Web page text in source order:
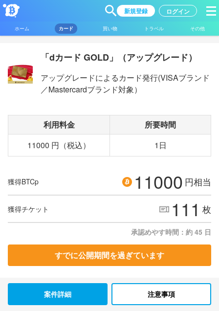
新規登録 ログイン
ホーム カード 買い物 トラベル その他
「dカード GOLD」（アップグレード）
アップグレードによるカード発行(VISAブランド
／Mastercardブランド対象）
利用料金
所要時間
11000 円（税込）
1日
獲得BTCp 11000 円相当
獲得チケット 111 枚
承認めやす時間：約 45 日
すでに公開期間を過ぎています
案件詳細 注意事項